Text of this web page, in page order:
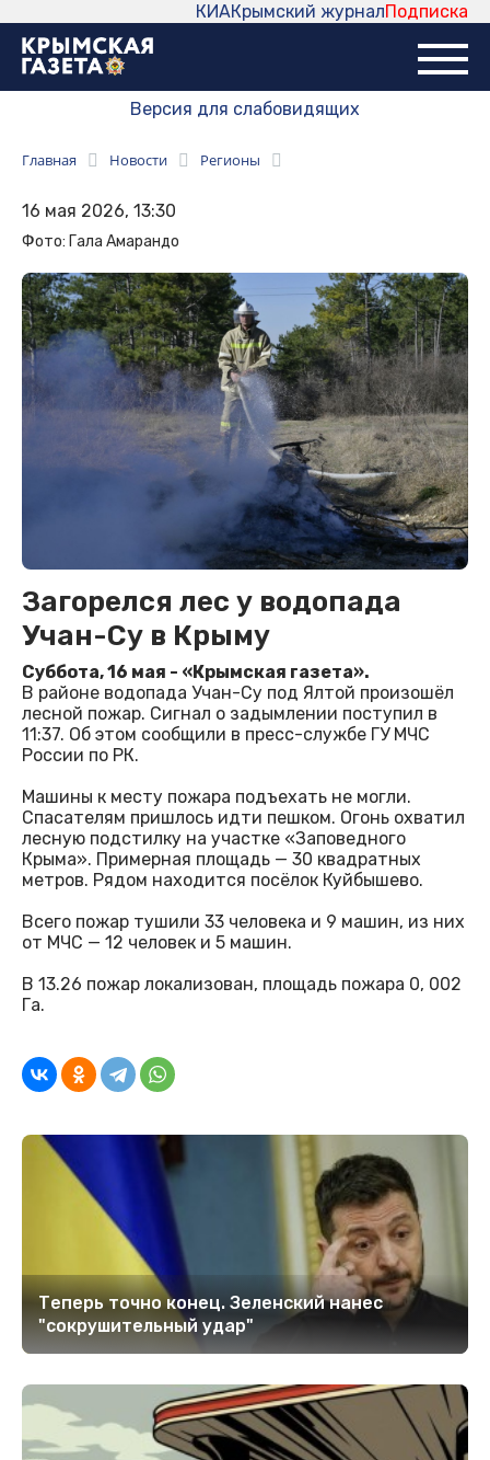
Подписка
Крымский журнал
КИА
Версия для слабовидящих
Главная Новости Регионы
16 мая 2026, 13:30
Фото: Гала Амарандо
Загорелся лес у водопада
Учан-Су в Крыму
Суббота, 16 мая - «Крымская газета».
В районе водопада Учан-Су под Ялтой произошёл
лесной пожар. Сигнал о задымлении поступил в
11:37. Об этом сообщили в пресс-службе ГУ МЧС
России по РК.
Машины к месту пожара подъехать не могли.
Спасателям пришлось идти пешком. Огонь охватил
лесную подстилку на участке «Заповедного
Крыма». Примерная площадь — 30 квадратных
метров. Рядом находится посёлок Куйбышево.
Всего пожар тушили 33 человека и 9 машин, из них
от МЧС — 12 человек и 5 машин.
В 13.26 пожар локализован, площадь пожара 0, 002
Га.
Теперь точно конец. Зеленский нанес
"сокрушительный удар"